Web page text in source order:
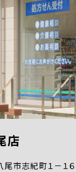
店
尾市志紀町１－